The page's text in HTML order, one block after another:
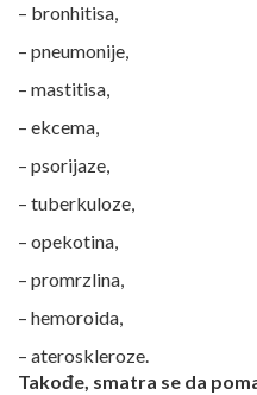
– bronhitisa,
– pneumonije,
– mastitisa,
– ekcema,
– psorijaze,
– tuberkuloze,
– opekotina,
– promrzlina,
– hemoroida,
– ateroskleroze.
Takođe, smatra se da